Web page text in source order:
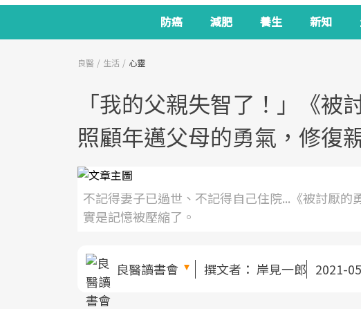
防癌 減肥 養生 新知
良醫 生活 心靈
「我的父親失智了！」《被
照顧年邁父母的勇氣，修復
不記得妻子已過世、不記得自己住院...《被討厭
實是記憶被壓縮了。
良醫讀書會 撰文者： 岸見一郎 2021-